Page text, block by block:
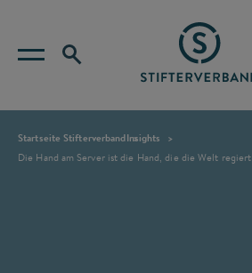
Startseite StifterverbandInsights
Die Hand am Server ist die Hand, die die Welt regiert